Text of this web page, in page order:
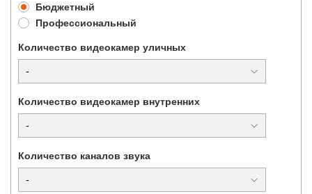
Бюджетный
Профессиональный
Количество видеокамер уличных
Количество видеокамер внутренних
Количество каналов звука